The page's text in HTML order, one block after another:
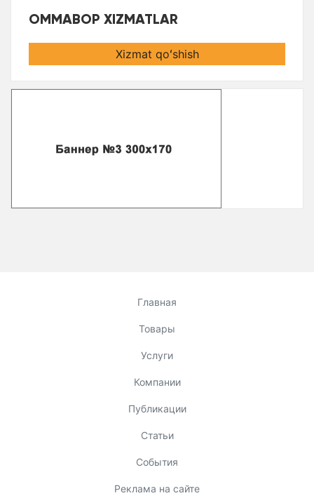
OMMABOP XIZMATLAR
Xizmat qoʻshish
Главная
Товары
Услуги
Компании
Публикации
Статьи
События
Реклама на сайте